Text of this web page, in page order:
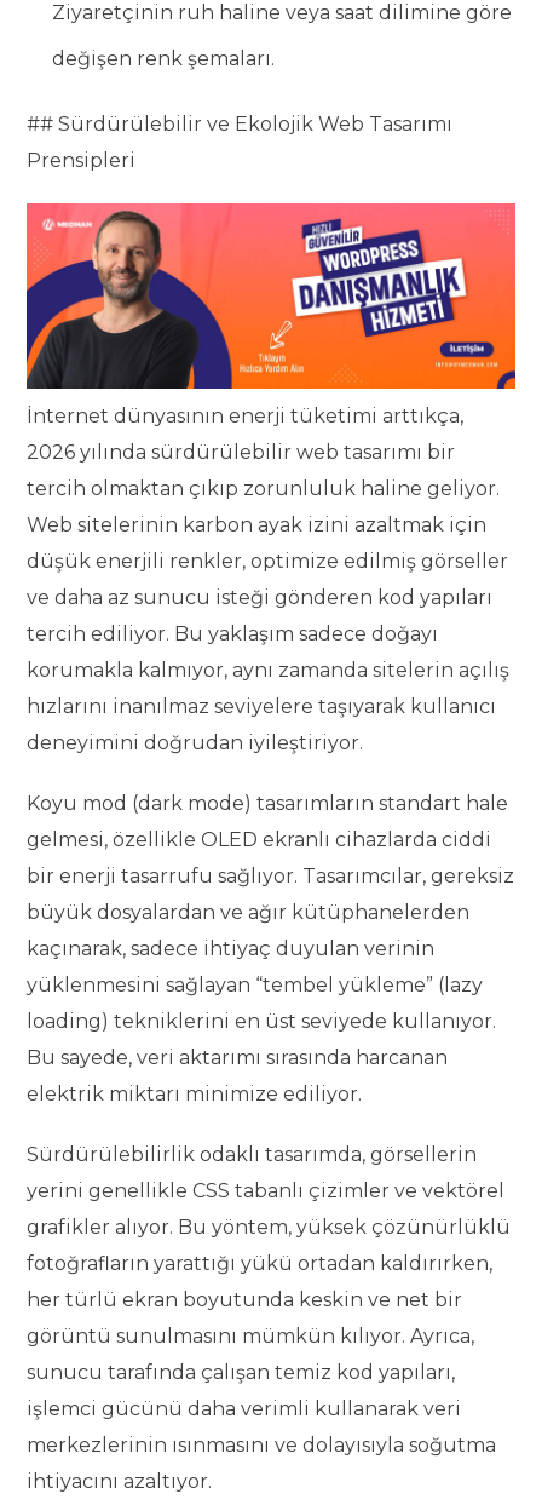
Ziyaretçinin ruh haline veya saat dilimine göre
değişen renk şemaları.
## Sürdürülebilir ve Ekolojik Web Tasarımı
Prensipleri
İnternet dünyasının enerji tüketimi arttıkça,
2026 yılında sürdürülebilir web tasarımı bir
tercih olmaktan çıkıp zorunluluk haline geliyor.
Web sitelerinin karbon ayak izini azaltmak için
düşük enerjili renkler, optimize edilmiş görseller
ve daha az sunucu isteği gönderen kod yapıları
tercih ediliyor. Bu yaklaşım sadece doğayı
korumakla kalmıyor, aynı zamanda sitelerin açılış
hızlarını inanılmaz seviyelere taşıyarak kullanıcı
deneyimini doğrudan iyileştiriyor.
Koyu mod (dark mode) tasarımların standart hale
gelmesi, özellikle OLED ekranlı cihazlarda ciddi
bir enerji tasarrufu sağlıyor. Tasarımcılar, gereksiz
büyük dosyalardan ve ağır kütüphanelerden
kaçınarak, sadece ihtiyaç duyulan verinin
yüklenmesini sağlayan “tembel yükleme” (lazy
loading) tekniklerini en üst seviyede kullanıyor.
Bu sayede, veri aktarımı sırasında harcanan
elektrik miktarı minimize ediliyor.
Sürdürülebilirlik odaklı tasarımda, görsellerin
yerini genellikle CSS tabanlı çizimler ve vektörel
grafikler alıyor. Bu yöntem, yüksek çözünürlüklü
fotoğrafların yarattığı yükü ortadan kaldırırken,
her türlü ekran boyutunda keskin ve net bir
görüntü sunulmasını mümkün kılıyor. Ayrıca,
sunucu tarafında çalışan temiz kod yapıları,
işlemci gücünü daha verimli kullanarak veri
merkezlerinin ısınmasını ve dolayısıyla soğutma
ihtiyacını azaltıyor.